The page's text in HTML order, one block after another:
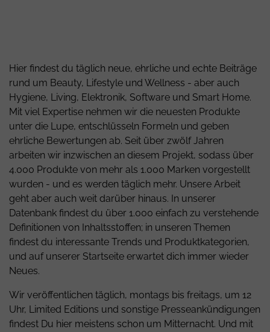
Hier findest du täglich neue, ehrliche und echte Beiträge
rund um Beauty, Lifestyle und Wellness - aber auch
Hygiene, Living, Elektronik, Software und Smart Home.
Mit viel Expertise nehmen wir die neuesten Produkte
unter die Lupe, entschlüsseln Formeln und geben
ehrliche Bewertungen ab. Seit über zwölf Jahren
arbeiten wir inzwischen an diesem Projekt, sodass über
4.000 Produkte von mehr als 1.000 Marken vorgestellt
wurden - und es werden täglich mehr. Unsere Arbeit
geht aber auch weit darüber hinaus. In unserer
Datenbank findest du über 1.000 einfach zu verstehende
Definitionen von Inhaltsstoffen; in unseren Themen
findest du interessante Trends und Produktkategorien,
und auf unserer Startseite erwartet dich immer wieder
Neues.
Wir veröffentlichen täglich, montags bis freitags, um 12
Uhr, Limited Editions und sonstige Presseankündigungen
findest Du hier meistens schon um Mitternacht. Und mit